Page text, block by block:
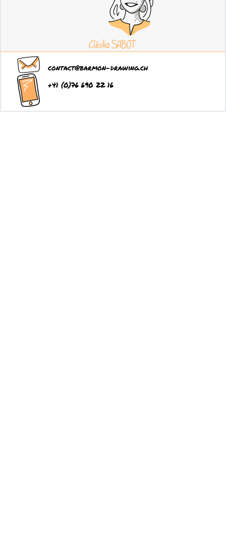
contact@barmon-drawing.ch
+41 (0)76 690 22 16